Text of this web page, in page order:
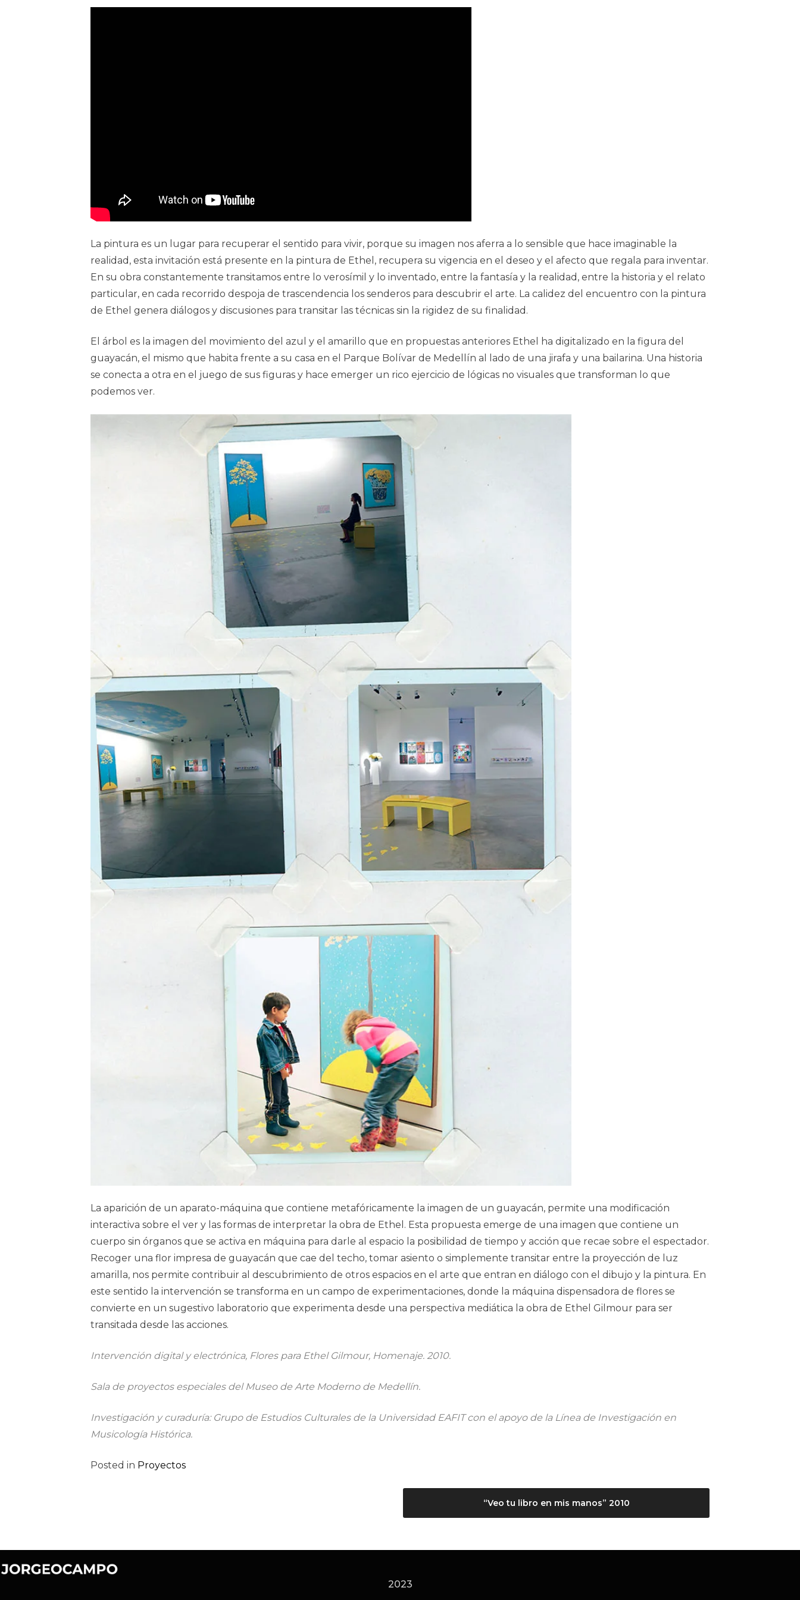
La pintura es un lugar para recuperar el sentido para vivir, porque su imagen nos aferra a lo sensible que hace imaginable la
realidad, esta invitación está presente en la pintura de Ethel, recupera su vigencia en el deseo y el afecto que regala para inventar.
En su obra constantemente transitamos entre lo verosímil y lo inventado, entre la fantasía y la realidad, entre la historia y el relato
particular, en cada recorrido despoja de trascendencia los senderos para descubrir el arte. La calidez del encuentro con la pintura
de Ethel genera diálogos y discusiones para transitar las técnicas sin la rigidez de su finalidad.
El árbol es la imagen del movimiento del azul y el amarillo que en propuestas anteriores Ethel ha digitalizado en la figura del
guayacán, el mismo que habita frente a su casa en el Parque Bolívar de Medellín al lado de una jirafa y una bailarina. Una historia
se conecta a otra en el juego de sus figuras y hace emerger un rico ejercicio de lógicas no visuales que transforman lo que
podemos ver.
La aparición de un aparato-máquina que contiene metafóricamente la imagen de un guayacán, permite una modificación
interactiva sobre el ver y las formas de interpretar la obra de Ethel. Esta propuesta emerge de una imagen que contiene un
cuerpo sin órganos que se activa en máquina para darle al espacio la posibilidad de tiempo y acción que recae sobre el espectador.
Recoger una flor impresa de guayacán que cae del techo, tomar asiento o simplemente transitar entre la proyección de luz
amarilla, nos permite contribuir al descubrimiento de otros espacios en el arte que entran en diálogo con el dibujo y la pintura. En
este sentido la intervención se transforma en un campo de experimentaciones, donde la máquina dispensadora de flores se
convierte en un sugestivo laboratorio que experimenta desde una perspectiva mediática la obra de Ethel Gilmour para ser
transitada desde las acciones.
Intervención digital y electrónica, Flores para Ethel Gilmour, Homenaje. 2010.
Sala de proyectos especiales del Museo de Arte Moderno de Medellín.
Investigación y curaduría: Grupo de Estudios Culturales de la Universidad EAFIT con el apoyo de la Línea de Investigación en
Musicología Histórica.
Posted in Proyectos
entradas
“Veo tu libro en mis manos” 2010
2023